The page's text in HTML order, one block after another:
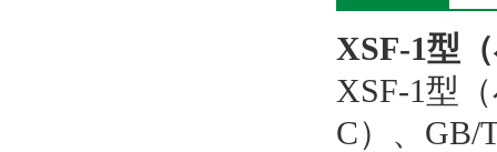
XSF-1型
XSF-1型
C）、GB/